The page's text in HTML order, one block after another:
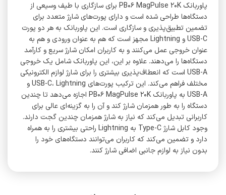
پاوربانک PB۰۶ MagPulse ۲۰K برای سازگاری با طیف وسیعی از
دستگاه‌ها طراحی شده است و دارای پورت‌های شارژ متعدد برای
تضمین تطبیق‌پذیری و سازگاری است. این پاوربانک به هر دو پورت
USB-C و Lightning مجهز است که هم به عنوان ورودی و هم به
عنوان خروجی عمل می‌کنند و به کاربران امکان شارژ سریع و کارآمد
دستگاه‌ها را می‌دهند. علاوه بر این، این پاوربانک شامل یک خروجی
USB-A است که انعطاف‌پذیری بیشتری را برای شارژ لوازم الکترونیکی
مختلف فراهم می‌کند. این ترکیب پورت‌های USB-C، Lightning و
USB-A به پاوربانک PB۰۶ MagPulse ۲۰K اجازه می‌دهد تا چندین
دستگاه را به طور همزمان شارژ کند و آن را به گزینه‌ای عالی برای
کاربرانی تبدیل می‌کند که نیاز به شارژ همزمان چندین گجت دارند.
وجود کابل شارژ Type-C به Lightning راحتی بیشتری را به همراه
دارد و تضمین می‌کند که کاربران می‌توانند دستگاه‌های خود را
بدون نیاز به لوازم جانبی اضافی شارژ کنند.